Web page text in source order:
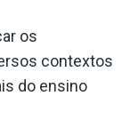
os
contextos
do ensino